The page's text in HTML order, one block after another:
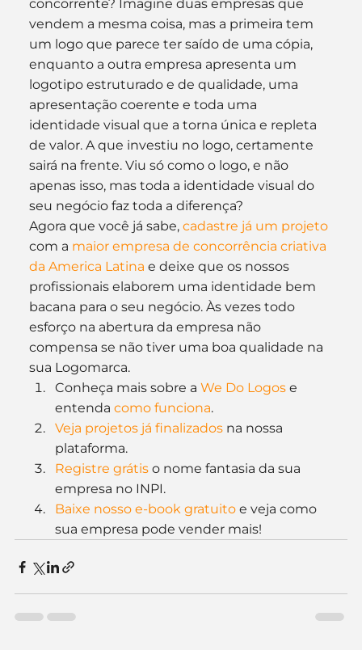
concorrente? Imagine duas empresas que
vendem a mesma coisa, mas a primeira tem
um logo que parece ter saído de uma cópia,
enquanto a outra empresa apresenta um
logotipo estruturado e de qualidade, uma
apresentação coerente e toda uma
identidade visual que a torna única e repleta
de valor. A que investiu no logo, certamente
sairá na frente. Viu só como o logo, e não
apenas isso, mas toda a identidade visual do
seu negócio faz toda a diferença?
Agora que você já sabe, cadastre já um projeto
com a maior empresa de concorrência criativa
da America Latina e deixe que os nossos
profissionais elaborem uma identidade bem
bacana para o seu negócio. Às vezes todo
esforço na abertura da empresa não
compensa se não tiver uma boa qualidade na
sua Logomarca.
Conheça mais sobre a We Do Logos e
entenda como funciona.
Veja projetos já finalizados na nossa
plataforma.
Registre grátis o nome fantasia da sua
empresa no INPI.
Baixe nosso e-book gratuito e veja como
sua empresa pode vender mais!